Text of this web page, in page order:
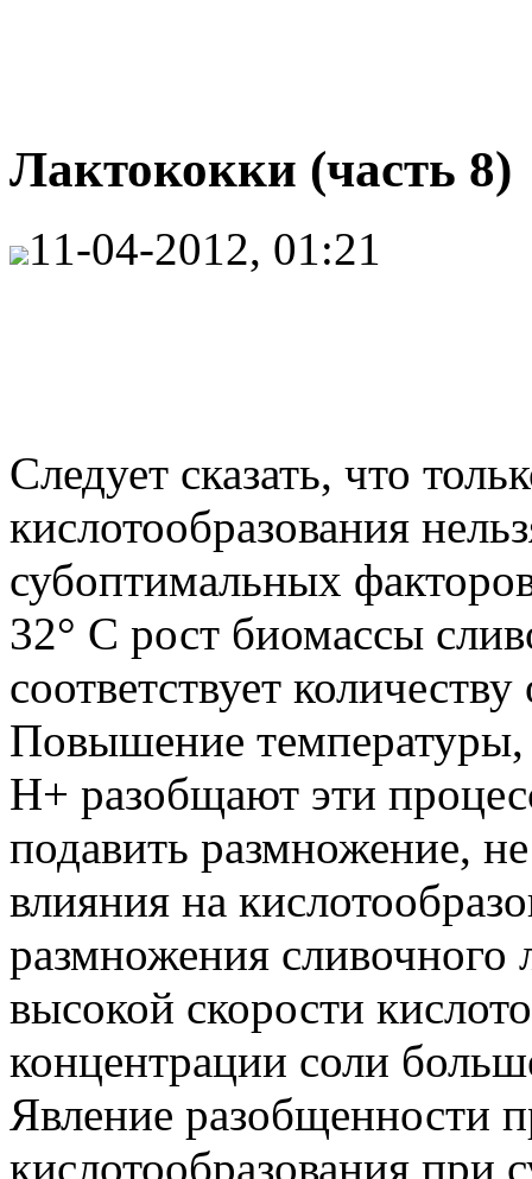
Лактококки (часть 8)
11-04-2012, 01:21
Следует сказать, что
кислотообразования
субоптимальных
32° С рост биомассы
соответствует
Повышение температуры,
H+ разобщают эти
подавить размножение,
влияния на
размножения сливочного
высокой скорости
концентрации соли
Явление разобщенности
кислотообразования при